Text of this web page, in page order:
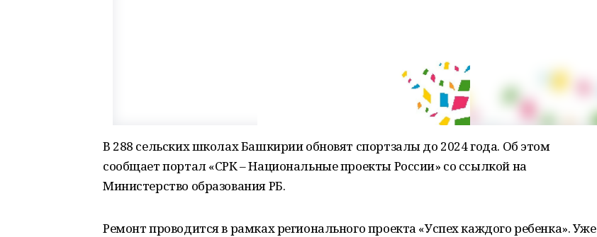
В 288 сельских школах Башкирии обновят спортзалы до 2024 года. Об этом
сообщает портал «СРК – Национальные проекты России» со ссылкой на
Министерство образования РБ.
Ремонт проводится в рамках регионального проекта «Успех каждого ребенка». Уже